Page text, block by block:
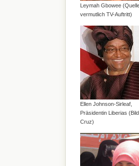
Leymah Gbowee
vermutlich TV-Auftritt)
Ellen Johnson-Sirleaf,
Präsidentin Liberias
Cruz)